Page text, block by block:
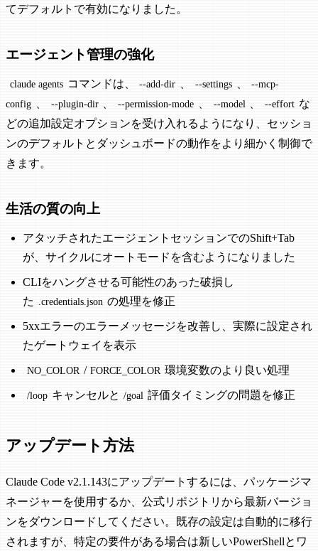
てデフォルトで有効になりました。
エージェント管理の強化
claude agents コマンドは、 --add-dir 、 --settings 、
--mcp-
config 、 --plugin-dir 、 --permission-mode 、 --model 、 --effort な
どの追加設定オプションを受け入れるようになり、セッショ
ンのデフォルトとダッシュボードの動作をより細かく制御で
きます。
生活の質の向上
アタッチされたエージェントセッションでのShift+Tab
が、サイクルにオートモードを含むようになりました
CLIをハングさせる可能性のあった破損し
た
.credentials.json の処理を修正
5xxエラーのエラーメッセージを改善し、実際に設定され
たゲートウェイを表示
NO_COLOR / FORCE_COLOR 環境変数のより良い処理
/loop キャンセルと /goal 評価タイミングの問題を修正
アップデート方法
Claude Code v2.1.143にアップデートするには、パッケージマ
ネージャーを使用するか、公式リポジトリから最新バージョ
ンをダウンロードしてください。既存の設定は自動的に移行
されますが、特定の要件がある場合は新しいPowerShellとワ